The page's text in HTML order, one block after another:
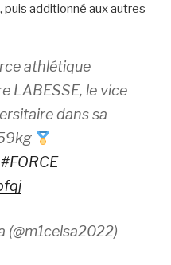
additionné aux autres
athlétique
LABESSE, le vice
dans sa
#FORCE